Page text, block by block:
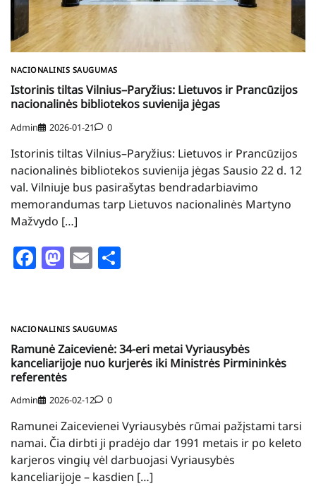
NACIONALINIS SAUGUMAS
Istorinis tiltas Vilnius–Paryžius: Lietuvos ir Prancūzijos
nacionalinės bibliotekos suvienija jėgas
Admin 2026-01-21 0
Istorinis tiltas Vilnius–Paryžius: Lietuvos ir Prancūzijos
nacionalinės bibliotekos suvienija jėgas Sausio 22 d. 12
val. Vilniuje bus pasirašytas bendradarbiavimo
memorandumas tarp Lietuvos nacionalinės Martyno
Mažvydo […]
Facebook
Mastodon
Email
NACIONALINIS SAUGUMAS
Ramunė Zaicevienė: 34-eri metai Vyriausybės
kanceliarijoje nuo kurjerės iki Ministrės Pirmininkės
referentės
Admin 2026-02-12 0
Ramunei Zaicevienei Vyriausybės rūmai pažįstami tarsi
namai. Čia dirbti ji pradėjo dar 1991 metais ir po keleto
karjeros vingių vėl darbuojasi Vyriausybės
kanceliarijoje – kasdien […]